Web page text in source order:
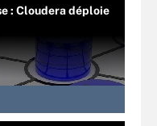
: Cloudera déploie